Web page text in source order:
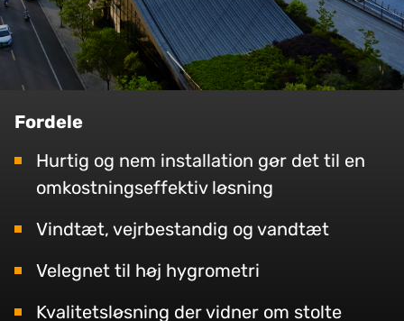
Fordele
Hurtig og nem installation gør det til en
omkostningseffektiv løsning
Vindtæt, vejrbestandig og vandtæt
Velegnet til høj hygrometri
Kvalitetsløsning der vidner om stolte